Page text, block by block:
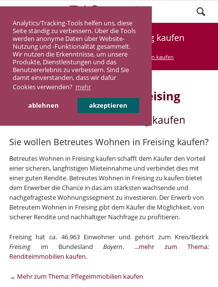
Analytics/Tracking-Tools helfen uns, diese
Seite ständig zu verbessern. Über die Tools
werden anonyme Daten über Website-
Nutzung und -Funktionalität gesammelt.
Wir nutzen die Erkenntnisse, um unsere
Produkte, Dienstleistungen und das
Benutzererlebnis zu verbessern. Sind Sie
damit einverstanden, dass wir dafür
Cookies verwenden? mehr
ablehnen akzeptieren
Betreutes Wohnen in Freising kaufen
DASINVEST Service Betreutes Wohnen kaufen
Betreutes Wohnen in Freising
Betreutes Wohnen in Freising kaufen
Sie wollen Betreutes Wohnen in Freising kaufen?
Betreutes Wohnen in Freising kaufen schafft dem Käufer den Vorteil
einer sicheren, langfristigen Mieteinnahme und verbindet dies mit
einer guten Rendite. Betreutes Wohnen in Freising zu kaufen bietet
dem Erwerber die Chance in das am stärksten wachsende und
nachgefragteste Wohnungssegment zu investieren. Der Erwerb von
Betreutem Wohnen in Freising gibt dem Käufer die Möglichkeit, von
sicherer Rendite und nachhaltiger Nachfrage zu profitieren.
Freising hat ca. 46.963 Einwohner und gehört zum Kreis/Bezirk
Freisingim Bundesland Bayern. ...mehr zum Thema:
Renditeimmobilien kaufen.
→ Mehr zum Thema: Pflegeimmobilien kaufen